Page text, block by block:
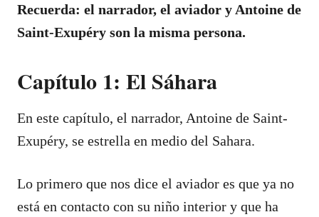
Recuerda: el narrador, el aviador y Antoine de
Saint-Exupéry son la misma persona.
Capítulo 1: El Sáhara
En este capítulo, el narrador, Antoine de Saint-
Exupéry, se estrella en medio del Sahara.
Lo primero que nos dice el aviador es que ya no
está en contacto con su niño interior y que ha